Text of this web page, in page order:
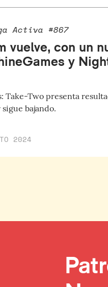
Activa #867
vuelve, con un
y
Take-Two presenta
bajando.
2024